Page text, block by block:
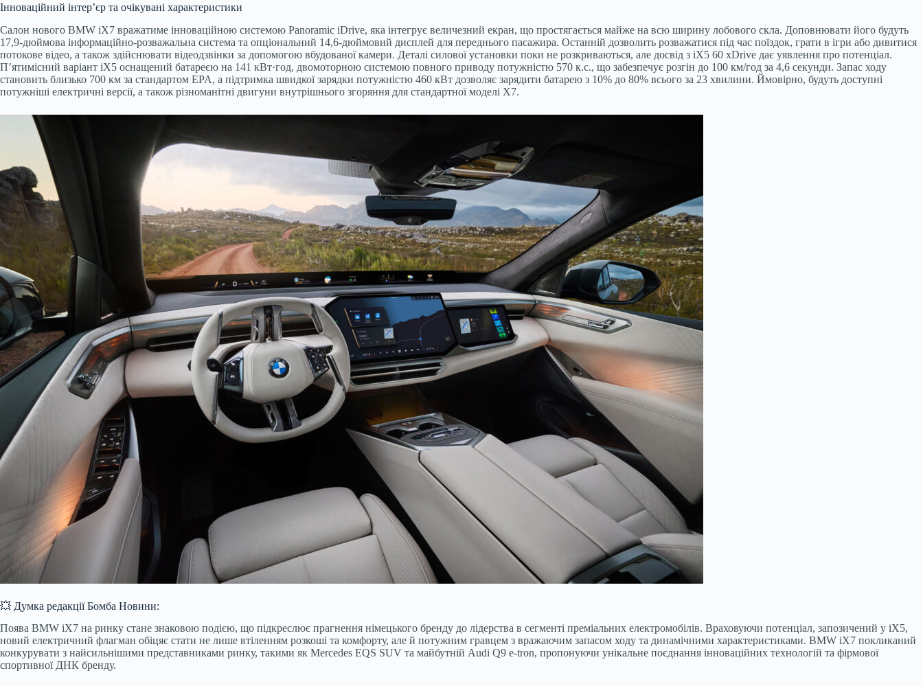
Інноваційний інтер’єр та очікувані характеристики
Салон нового BMW iX7 вражатиме інноваційною системою Panoramic iDrive, яка інтегрує величезний екран, що простягається майже на всю ширину лобового скла. Доповнювати його будуть
17,9-дюймова інформаційно-розважальна система та опціональний 14,6-дюймовий дисплей для переднього пасажира. Останній дозволить розважатися під час поїздок, грати в ігри або дивитися
потокове відео, а також здійснювати відеодзвінки за допомогою вбудованої камери. Деталі силової установки поки не розкриваються, але досвід з iX5 60 xDrive дає уявлення про потенціал.
П’ятимісний варіант iX5 оснащений батареєю на 141 кВт·год, двомоторною системою повного приводу потужністю 570 к.с., що забезпечує розгін до 100 км/год за 4,6 секунди. Запас ходу
становить близько 700 км за стандартом EPA, а підтримка швидкої зарядки потужністю 460 кВт дозволяє зарядити батарею з 10% до 80% всього за 23 хвилини. Ймовірно, будуть доступні
потужніші електричні версії, а також різноманітні двигуни внутрішнього згоряння для стандартної моделі X7.
💥 Думка редакції Бомба Новини:
Поява BMW iX7 на ринку стане знаковою подією, що підкреслює прагнення німецького бренду до лідерства в сегменті преміальних електромобілів. Враховуючи потенціал, запозичений у iX5,
новий електричний флагман обіцяє стати не лише втіленням розкоші та комфорту, але й потужним гравцем з вражаючим запасом ходу та динамічними характеристиками. BMW iX7 покликаний
конкурувати з найсильнішими представниками ринку, такими як Mercedes EQS SUV та майбутній Audi Q9 e-tron, пропонуючи унікальне поєднання інноваційних технологій та фірмової
спортивної ДНК бренду.